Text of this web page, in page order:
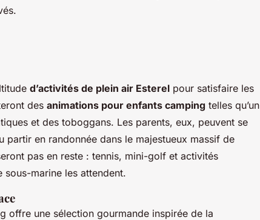
d’activités de plein air Esterel pour satisfaire les
des animations pour enfants camping telles qu’un
et des toboggans. Les parents, eux, peuvent se
partir en randonnée dans le majestueux massif de
pas en reste : tennis, mini-golf et activités
sous-marine les attendent.
offre une sélection gourmande inspirée de la